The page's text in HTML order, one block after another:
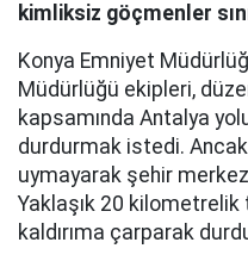
kimliksiz göçmenler
Konya Emniyet
Müdürlüğü ekipleri,
kapsamında Antalya
durdurmak istedi.
uymayarak şehir
Yaklaşık 20 kilometrelik
kaldırıma çarparak